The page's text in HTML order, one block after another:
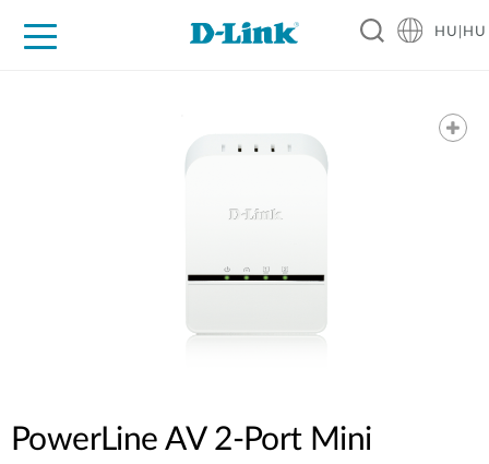
HU|HU
PowerLine AV 2-Port Mini